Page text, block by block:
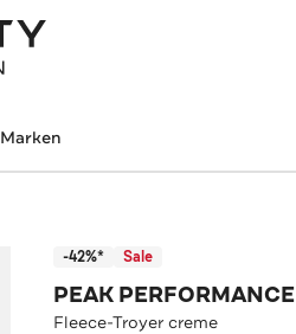
Marken
-42%* Sale
PEAK PERFORMANCE
Fleece-Troyer creme